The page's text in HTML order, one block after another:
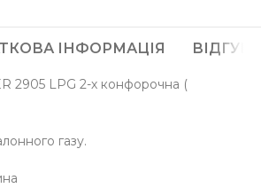
ІНФОРМАЦІЯ
2905 LPG 2-х конфорочна (
газу.